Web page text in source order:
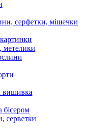
серфетки, мішечки
метелики
вишивка
серветки